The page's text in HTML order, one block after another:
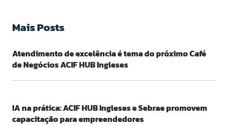
Mais Posts
Atendimento de excelência é tema do próximo Café
de Negócios ACIF HUB Ingleses
IA na prática: ACIF HUB Ingleses e Sebrae promovem
capacitação para empreendedores